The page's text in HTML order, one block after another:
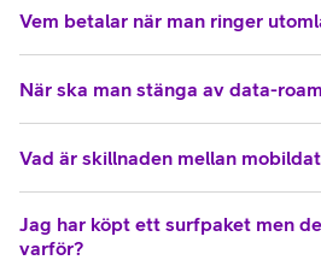
Vem betalar när man ringer
När ska man stänga av data-
Vad är skillnaden mellan
Jag har köpt ett surfpaket men
varför?